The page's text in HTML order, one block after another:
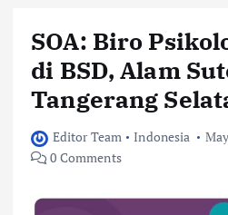
SOA: Biro
di BSD, Alam
Tangerang
Editor Team Indonesia
0 Comments